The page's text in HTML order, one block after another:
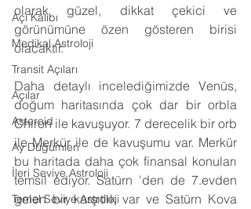
Açı Kalıbı
Medikal Astroloji
Transit Açıları
Açılar
Asteroid
Ay Düğümleri
İleri Seviye Astroloji
Temel Seviye Astroloji
olarak güzel, dikkat çekici ve
görünümüne özen gösteren birisi
olacaktır.
Daha detaylı incelediğimizde Venüs,
doğum haritasında çok dar bir orbla
Chiron ile kavuşuyor. 7 derecelik bir orb
ile Merkür ile de kavuşumu var. Merkür
bu haritada daha çok finansal konuları
temsil ediyor. Satürn 'den de 7.evden
gelen bir karşıtlık var ve Satürn Kova